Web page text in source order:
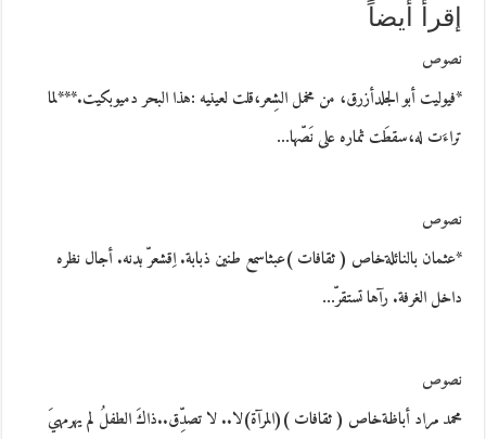
إقرأ أيضاً
نصوص
*فيوليت أبو الجلدأزرق، من مخمل الشِعر،قلت لعينيه :هذا البحر دميوبكيت.***لما
تراءَت له،سقطَت ثماره على نَصّها…
نصوص
*عثمان بالنائلةخاص ( ثقافات )عبثاسمع طنين ذبابة. اِقشعرّ بدنه. أجال نظره
داخل الغرفة. رآها تستقرّ…
نصوص
محمد مراد أباظةخاص ( ثقافات )(المرآة)لا.. لا تصدِّق..ذاكَ الطفلُ لم يهرمهيَ